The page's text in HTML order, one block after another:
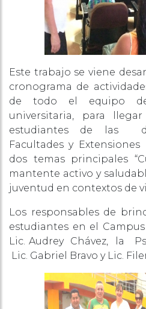
Este trabajo se viene
cronograma de
de todo el equipo de
universitaria, para
estudiantes de las
Facultades y
dos temas principales
mantente activo y
juventud en contextos de
Los responsables de
estudiantes en el
Lic. Audrey Chávez, la
Lic. Gabriel Bravo y Lic.